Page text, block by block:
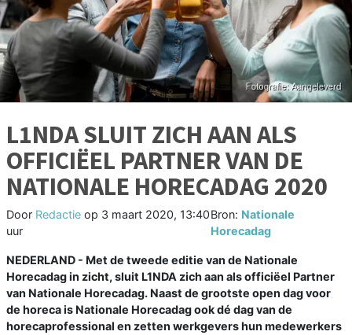
L1NDA SLUIT ZICH AAN ALS
OFFICIËEL PARTNER VAN DE
NATIONALE HORECADAG 2020
Door Redactie op 3 maart 2020, 13:40
uur
Bron: Nationale
Horecadag
NEDERLAND - Met de tweede editie van de Nationale
Horecadag in zicht, sluit L1NDA zich aan als officiëel Partner
van Nationale Horecadag. Naast de grootste open dag voor
de horeca is Nationale Horecadag ook dé dag van de
horecaprofessional en zetten werkgevers hun medewerkers